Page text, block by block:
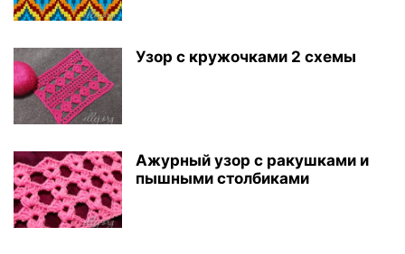
Узор с кружочками 2 схемы
Ажурный узор с ракушками и
пышными столбиками